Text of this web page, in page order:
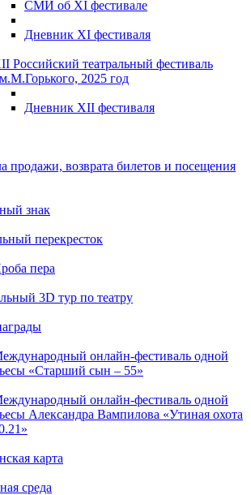
СМИ об XI фестивале
Дневник XI фестиваля
Российский театральный фестиваль
2025 год
Дневник XII фестиваля
продажи, возврата билетов и посещения
знак
перекресток
пера
3D тур по театру
онлайн-фестиваль одной
«Старший сын – 55»
онлайн-фестиваль одной
Александра Вампилова «Утиная охота
карта
среда